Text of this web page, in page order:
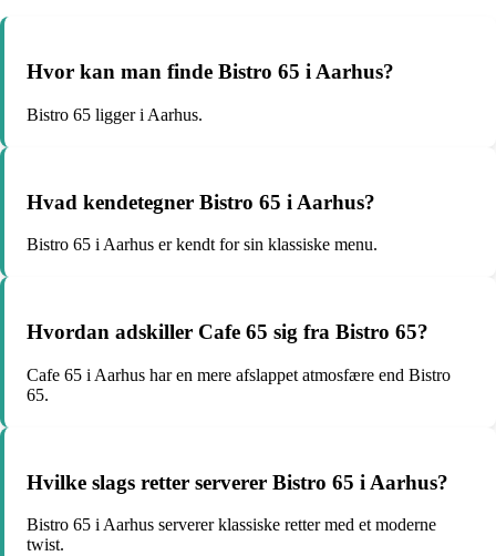
Hvor kan man finde Bistro 65 i Aarhus?
Bistro 65 ligger i Aarhus.
Hvad kendetegner Bistro 65 i Aarhus?
Bistro 65 i Aarhus er kendt for sin klassiske menu.
Hvordan adskiller Cafe 65 sig fra Bistro 65?
Cafe 65 i Aarhus har en mere afslappet atmosfære end Bistro
65.
Hvilke slags retter serverer Bistro 65 i Aarhus?
Bistro 65 i Aarhus serverer klassiske retter med et moderne
twist.